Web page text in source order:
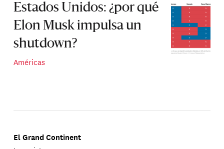
Estados Unidos: ¿por qué
Elon Musk impulsa un
shutdown?
Américas
El Grand Continent